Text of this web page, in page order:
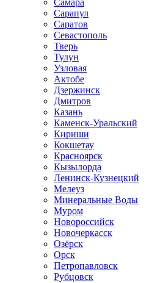
Самара
Сарапул
Саратов
Севастополь
Тверь
Тулун
Узловая
Актобе
Дзержинск
Дмитров
Казань
Каменск-Уральский
Кириши
Кокшетау
Красноярск
Кызылорда
Ленинск-Кузнецкий
Мелеуз
Минеральные Воды
Муром
Новороссийск
Новочеркасск
Озёрск
Орск
Петропавловск
Рубцовск